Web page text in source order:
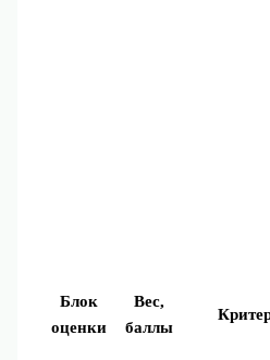
Блок
оценки
Вес,
баллы